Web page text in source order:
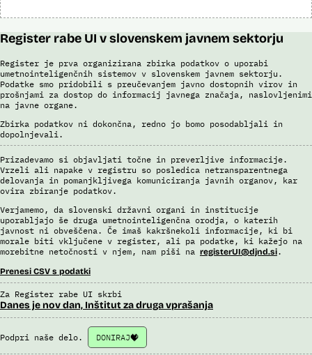
Register rabe UI v slovenskem javnem sektorju
Register je prva organizirana zbirka podatkov o uporabi
umetnointeligenčnih sistemov v slovenskem javnem sektorju.
Podatke smo pridobili s preučevanjem javno dostopnih virov in
prošnjami za dostop do informacij javnega značaja, naslovljenimi
na javne organe.
Zbirka podatkov ni dokončna, redno jo bomo posodabljali in
dopolnjevali.
Prizadevamo si objavljati točne in preverljive informacije.
Vrzeli ali napake v registru so posledica netransparentnega
delovanja in pomanjkljivega komuniciranja javnih organov, kar
ovira zbiranje podatkov.
Verjamemo, da slovenski državni organi in institucije
uporabljajo še druga umetnointeligenčna orodja, o katerih
javnost ni obveščena. Če imaš kakršnekoli informacije, ki bi
morale biti vključene v register, ali pa podatke, ki kažejo na
morebitne netočnosti v njem, nam piši na registerUI@djnd.si.
Prenesi CSV s podatki
Za Register rabe UI skrbi
Danes je nov dan, Inštitut za druga vprašanja
Podpri naše delo. DONIRAJ